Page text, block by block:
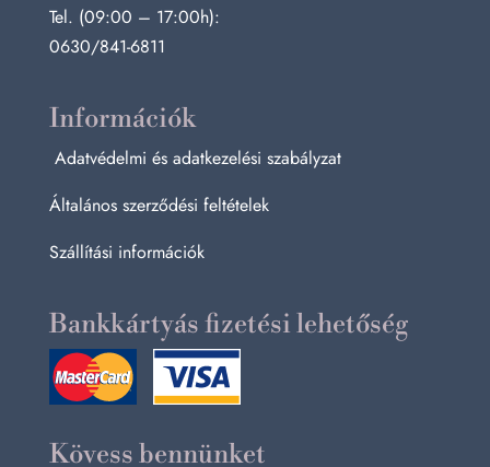
Tel. (09:00 – 17:00h):
0630/841-6811
Információk
Adatvédelmi és adatkezelési szabályzat
Általános szerződési feltételek
Szállítási információk
Bankkártyás fizetési lehetőség
Kövess bennünket